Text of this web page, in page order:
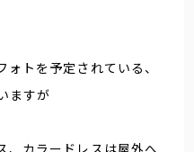
トを予定されている、
ますが
、カラードレスは屋外へ